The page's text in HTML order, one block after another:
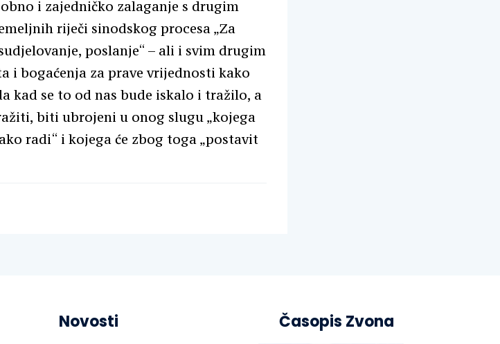
i zajedničko zalaganje s drugim
riječi sinodskog procesa „Za
poslanje“ – ali i svim drugim
i bogaćenja za prave vrijednosti kako
kad se to od nas bude iskalo i tražilo, a
biti ubrojeni u onog slugu „kojega
radi“ i kojega će zbog toga „postavit
Novosti Časopis Zvona